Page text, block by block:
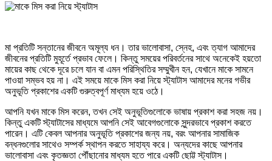
মা প্রতিটি সন্তানের জীবনে অমূল্য ধন। তার ভালোবাসা, স্নেহ, এবং ত্যাগ আমাদের
জীবনের প্রতিটি মুহূর্তে প্রভাব ফেলে। কিন্তু সময়ের পরিবর্তনের সাথে অনেকেই হয়তো
মায়ের কাছ থেকে দূরে চলে যান বা এমন পরিস্থিতির সম্মুখীন হন, যেখানে মাকে সামনে
পাওয়া সম্ভব হয় না। এই সময়ে মাকে মিস করা নিয়ে স্ট্যাটাস আমাদের মনের গভীর
অনুভূতি প্রকাশের একটি গুরুত্বপূর্ণ মাধ্যম হয়ে ওঠে।
আপনি যখন মাকে মিস করেন, তখন সেই অনুভূতিগুলোকে ভাষায় প্রকাশ করা সহজ নয়।
কিন্তু একটি স্ট্যাটাসের মাধ্যমে আপনি সেই আবেগগুলোকে সুন্দরভাবে প্রকাশ করতে
পারেন। এটি কেবল আপনার অনুভূতি প্রকাশের জন্য নয়, বরং আপনার সামাজিক
বন্ধনগুলোর সাথেও সম্পর্ক স্থাপন করতে সাহায্য করে। অন্যদের কাছে আপনার
ভালোবাসা এবং কৃতজ্ঞতা পৌঁছানোর মাধ্যম হতে পারে একটি ছোট্ট স্ট্যাটাস।